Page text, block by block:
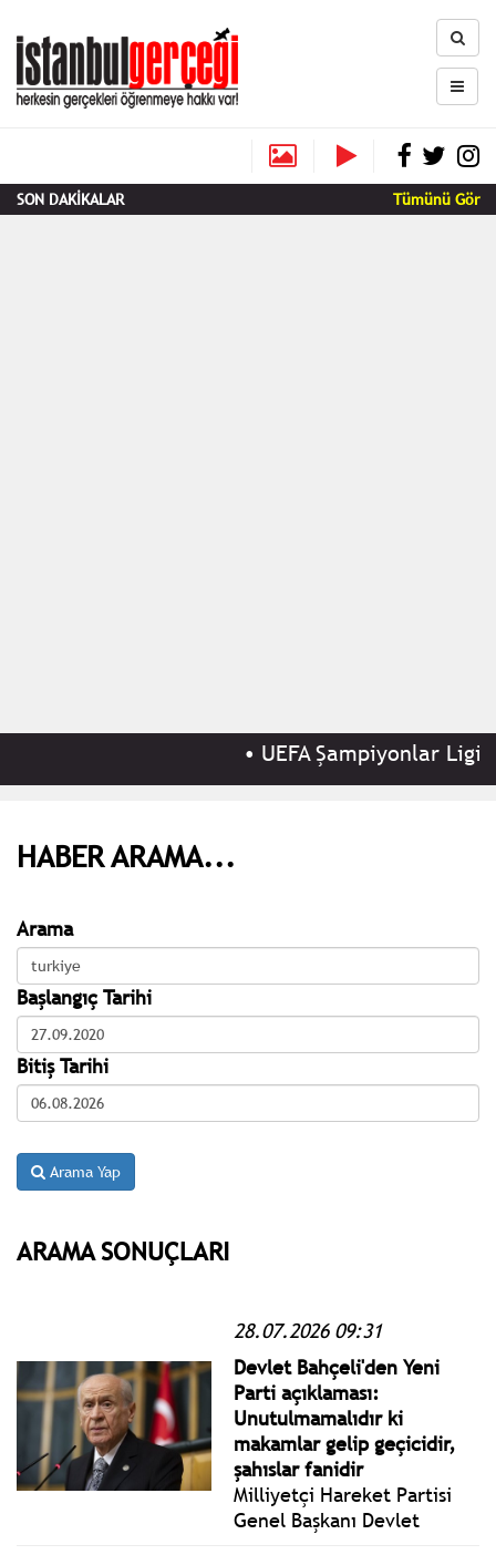
SON DAKİKALAR Tümünü Gör
UEFA Şampiyonlar Ligi
HABER ARAMA...
Arama
Başlangıç Tarihi
Bitiş Tarihi
Arama Yap
ARAMA SONUÇLARI
28.07.2026 09:31
Devlet Bahçeli'den Yeni
Parti açıklaması:
Unutulmamalıdır ki
makamlar gelip geçicidir,
şahıslar fanidir
Milliyetçi Hareket Partisi
Genel Başkanı Devlet